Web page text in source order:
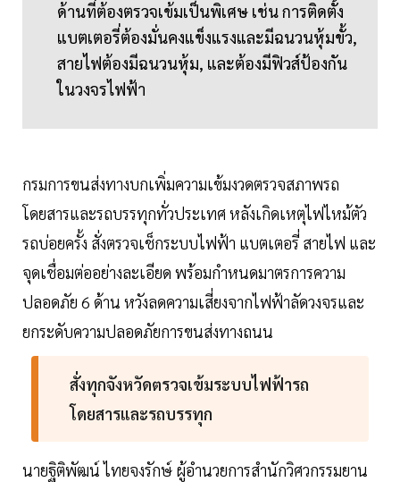
ด้านที่ต้องตรวจเข้มเป็นพิเศษ เช่น การติดตั้ง
แบตเตอรี่ต้องมั่นคงแข็งแรงและมีฉนวนหุ้มขั้ว,
สายไฟต้องมีฉนวนหุ้ม, และต้องมีฟิวส์ป้องกัน
ในวงจรไฟฟ้า
กรมการขนส่งทางบกเพิ่มความเข้มงวดตรวจสภาพรถ
โดยสารและรถบรรทุกทั่วประเทศ หลังเกิดเหตุไฟไหม้ตัว
รถบ่อยครั้ง สั่งตรวจเช็กระบบไฟฟ้า แบตเตอรี่ สายไฟ และ
จุดเชื่อมต่ออย่างละเอียด พร้อมกำหนดมาตรการความ
ปลอดภัย 6 ด้าน หวังลดความเสี่ยงจากไฟฟ้าลัดวงจรและ
ยกระดับความปลอดภัยการขนส่งทางถนน
สั่งทุกจังหวัดตรวจเข้มระบบไฟฟ้ารถ
โดยสารและรถบรรทุก
นายฐิติพัฒน์ ไทยจงรักษ์ ผู้อำนวยการสำนักวิศวกรรมยาน